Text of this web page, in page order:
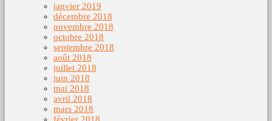
janvier 2019
décembre 2018
novembre 2018
octobre 2018
septembre 2018
août 2018
juillet 2018
juin 2018
mai 2018
avril 2018
mars 2018